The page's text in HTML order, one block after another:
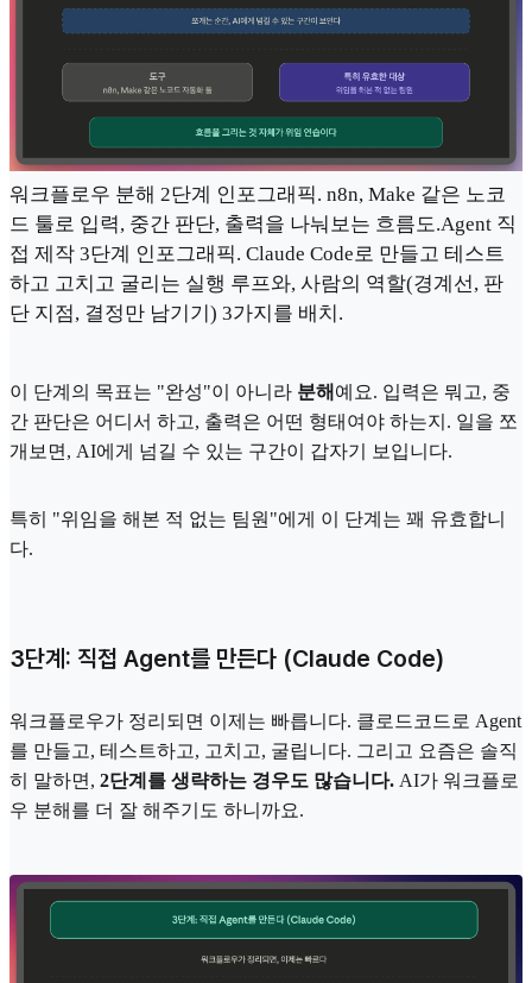
워크플로우 분해 2단계 인포그래픽. n8n, Make 같은 노코
드 툴로 입력, 중간 판단, 출력을 나눠보는 흐름도.Agent 직
접 제작 3단계 인포그래픽. Claude Code로 만들고 테스트
하고 고치고 굴리는 실행 루프와, 사람의 역할(경계선, 판
단 지점, 결정만 남기기) 3가지를 배치.
이 단계의 목표는 "완성"이 아니라 분해 예요. 입력은 뭐고, 중
간 판단은 어디서 하고, 출력은 어떤 형태여야 하는지. 일을 쪼
개보면, AI에게 넘길 수 있는 구간이 갑자기 보입니다.
특히 "위임을 해본 적 없는 팀원"에게 이 단계는 꽤 유효합니
다.
3단계: 직접 Agent를 만든다 (Claude Code)
워크플로우가 정리되면 이제는 빠릅니다. 클로드코드로 Agent
를 만들고, 테스트하고, 고치고, 굴립니다. 그리고 요즘은 솔직
히 말하면, 2단계를 생략하는 경우도 많습니다. AI가 워크플로
우 분해를 더 잘 해주기도 하니까요.